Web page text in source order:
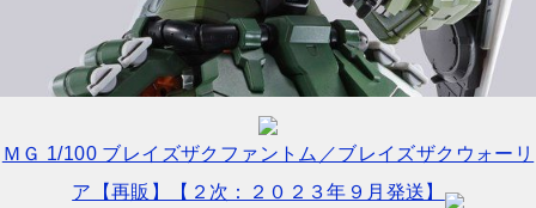
ＭＧ 1/100 ブレイズザクファントム／ブレイズザクウォーリ
ア【再販】【２次：２０２３年９月発送】